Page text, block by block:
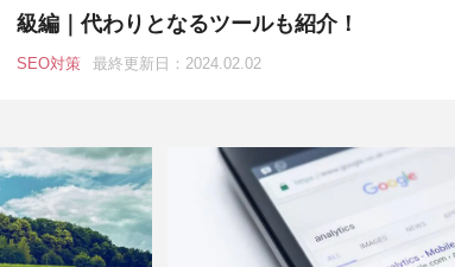
級編｜代わりとなるツールも紹介！
SEO対策 最終更新日：2024.02.02